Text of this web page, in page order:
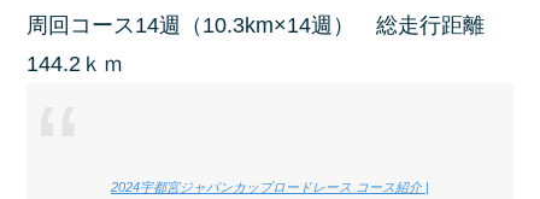
周回コース14週（10.3km×14週） 総走行距離
144.2ｋｍ
2024宇都宮ジャパンカップロードレース コース紹介 |